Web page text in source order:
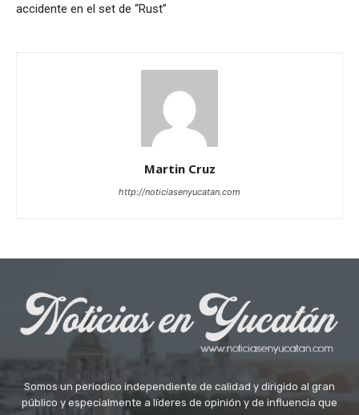
accidente en el set de “Rust”
Martin Cruz
http://noticiasenyucatan.com
Somos un periodico independiente de calidad y dirigido al gran
público y especialmente a líderes de opinión y de influencia que